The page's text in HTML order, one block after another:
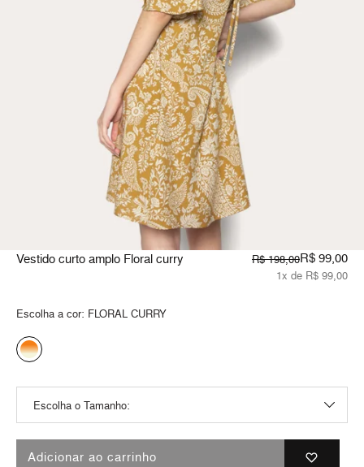
Vestido curto amplo Floral curry R$ 198,00R$ 99,00
1x de R$ 99,00
Escolha a cor: FLORAL CURRY
Adicionar ao carrinho